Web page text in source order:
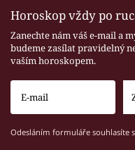
Horoskop vždy po
Zanechte nám váš e-mail a
budeme zasílat pravidelný
vaším horoskopem.
Odesláním formuláře souhlasíte s